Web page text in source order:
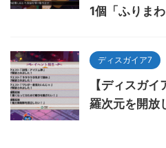
1個「ふりま
ディスガイア7
【ディスガ
羅次元を開放